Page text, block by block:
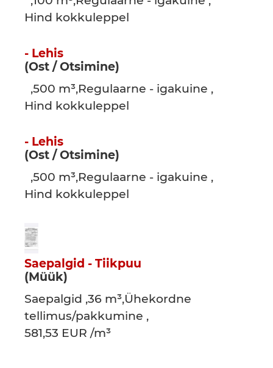
Hind kokkuleppel
- Lehis
(Ost / Otsimine)
,500 m³,Regulaarne - igakuine ,
Hind kokkuleppel
- Lehis
(Ost / Otsimine)
,500 m³,Regulaarne - igakuine ,
Hind kokkuleppel
Saepalgid - Tiikpuu
(Müük)
Saepalgid ,36 m³,Ühekordne
tellimus/pakkumine ,
581,53 EUR /m³